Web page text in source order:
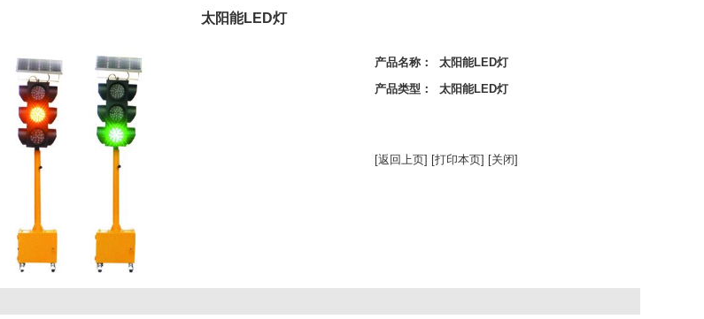
太阳能LED灯
产品名称： 太阳能LED灯
产品类型： 太阳能LED灯
[返回上页] [打印本页] [关闭]